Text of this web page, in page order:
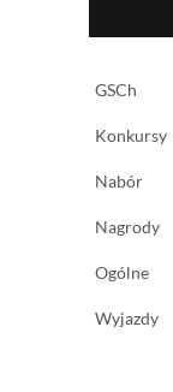
GSCh
Konkursy
Nabór
Nagrody
Ogólne
Wyjazdy